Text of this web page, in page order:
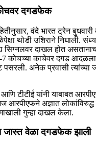
दगडफेक
वंदे भारत ट्रेन
थोडी उशिराने निघाली.
सिग्नलवर दाखल होत
कोचच्या काचेवर दगड आदळला.
पसरली. अनेक प्रवासी त्यांच्या
टीटीई यांनी याबाबत
आरपीएफने अज्ञात
गुन्हा दाखल केला.
जास्त वेळा दगडफेक झाली